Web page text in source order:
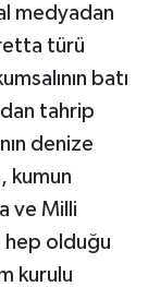
medyadan
türü
batı
tahrip
denize
kumun
ve Milli
hep olduğu
kurulu